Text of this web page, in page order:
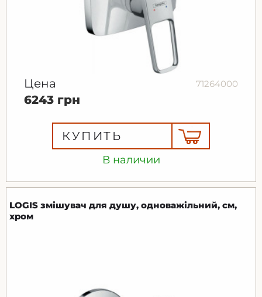
В наличии
Цена 71264000
6243 грн
КУПИТЬ
LOGIS змішувач для душу, одноважільний, см,
хром